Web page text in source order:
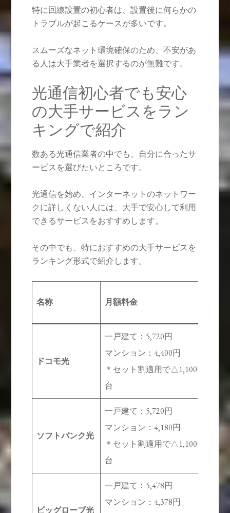
特に回線設置の初心者は、設置後に何らかの
トラブルが起こるケースが多いです。
スムーズなネット環境確保のため、不安があ
る人は大手業者を選択するのが無難です。
光通信初心者でも安心
の大手サービスをラン
キングで紹介
数ある光通信業者の中でも、自分に合ったサ
ービスを選びたいところです。
光通信を始め、インターネットのネットワー
クに詳しくない人には、大手で安心して利用
できるサービスをおすすめします。
その中でも、特におすすめの大手サービスを
ランキング形式で紹介します。
名称 月額料金
ドコモ光
一戸建て：5,720円
マンション：4,400円
＊セット割適用で△1,100円/
台
ソフトバンク光
一戸建て：5,720円
マンション：4,180円
＊セット割適用で△1,100円/
台
ビッグローブ光
一戸建て：5,478円
マンション：4,378円